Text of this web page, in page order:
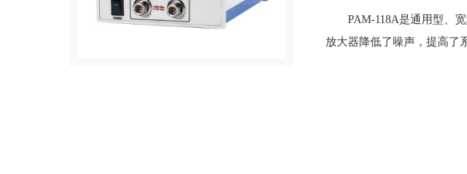
PAM-118A是通用型、宽
放大器降低了噪声，提高了